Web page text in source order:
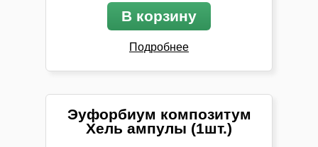
В корзину
Подробнее
Эуфорбиум композитум
Хель ампулы (1шт.)